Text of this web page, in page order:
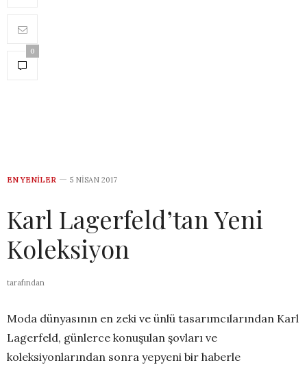
0
EN YENILER 5 NISAN 2017
Karl Lagerfeld’tan Yeni
Koleksiyon
tarafından
Moda dünyasının en zeki ve ünlü tasarımcılarından Karl
Lagerfeld, günlerce konuşulan şovları ve
koleksiyonlarından sonra yepyeni bir haberle